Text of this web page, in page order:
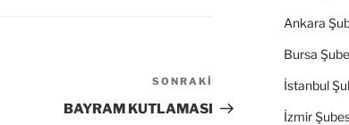
Yazı
SONRAKI
BAYRAM KUTLAMASI
Ankara
Bursa
İstanbul
İzmir